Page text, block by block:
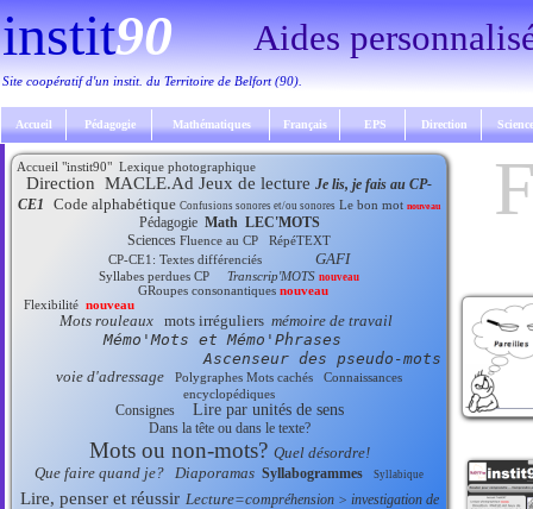
Aides
Accueil "instit90" Lexique photographique
Direction MACLE.Ad Jeux de lecture Je lis, je fais au CP-
CE1
Code alphabétique Confusions sonores et/ou sonores Le bon mot nouveau
Pédagogie Math LEC'MOTS
Sciences Fluence au CP RépéTEXT
CP-CE1: Textes différenciés
GAFI
Syllabes perdues CP Transcrip'MOTS nouveau
GRoupes consonantiques nouveau
Flexibilité nouveau
Mots rouleaux mots irréguliers mémoire de travail
Mémo'Mots et Mémo'Phrases
Ascenseur des pseudo-mots
voie d'adressage
Polygraphes Mots cachés
Connaissances
encyclopédiques
Consignes Lire par unités de sens
Dans la tête ou dans le texte?
Mots ou non-mots? Quel désordre!
Que faire quand je? Diaporamas Syllabogrammes Syllabique
Lire, penser et réussir Lecture=compréhension > investigation de
Site coopératif d'un instit. du Territoire de Belfort (90).
instit90
Accueil Pédagogie Mathématiques Français EPS Direction